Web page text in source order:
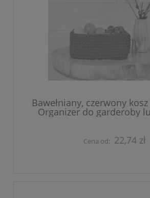
Bawełniany, czerwony
Organizer do garderoby
Cena od: 22,74 zł